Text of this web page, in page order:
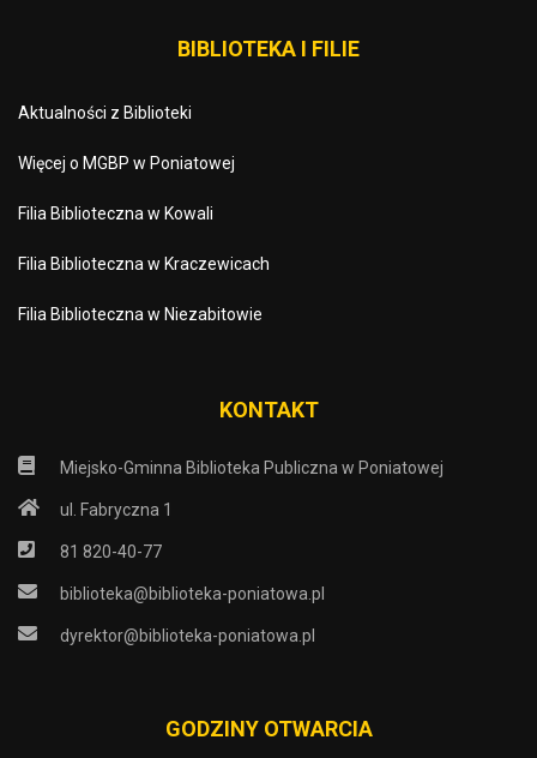
BIBLIOTEKA I FILIE
Aktualności z Biblioteki
Więcej o MGBP w Poniatowej
Filia Biblioteczna w Kowali
Filia Biblioteczna w Kraczewicach
Filia Biblioteczna w Niezabitowie
KONTAKT
Miejsko-Gminna Biblioteka Publiczna w Poniatowej
ul. Fabryczna 1
81 820-40-77
biblioteka@biblioteka-poniatowa.pl
dyrektor@biblioteka-poniatowa.pl
GODZINY OTWARCIA